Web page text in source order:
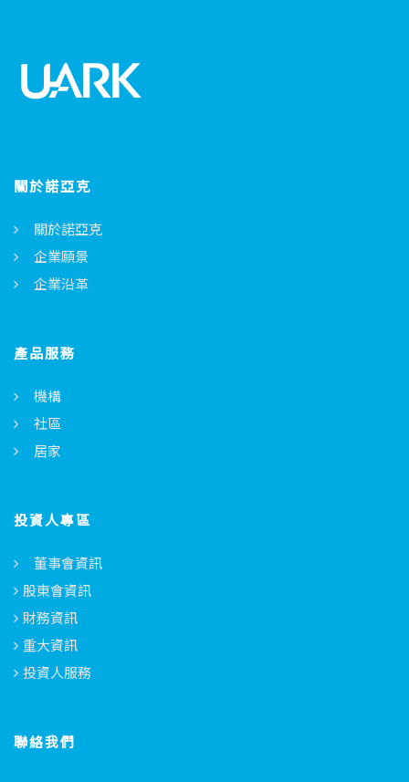
關於諾亞克
關於諾亞克
企業願景
企業沿革
產品服務
機構
社區
居家
投資人專區
董事會資訊
股東會資訊
財務資訊
重大資訊
投資人服務
聯絡我們